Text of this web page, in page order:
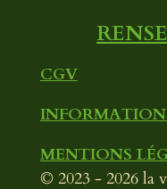
CGV
MENTIONS
© 2023 - 2026 la